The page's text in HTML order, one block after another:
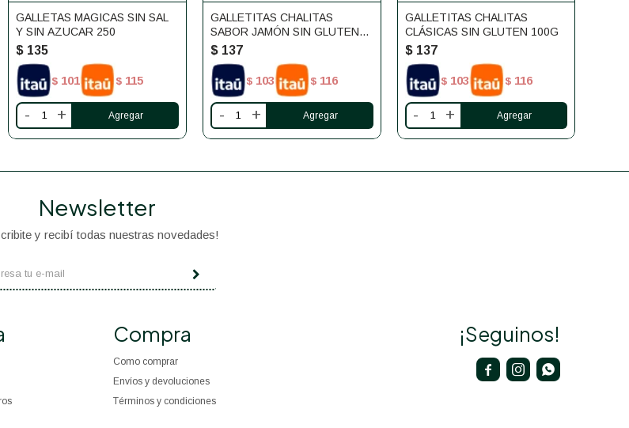
GALLETAS MAGICAS SIN SAL
Y SIN AZUCAR 250
$ 135
$ 101 $ 115
- +
GALLETITAS CHALITAS
SABOR JAMÓN SIN GLUTEN
100G
$ 137
$ 103 $ 116
- +
GALLETITAS CHALITAS
CLÁSICAS SIN GLUTEN 100G
$ 137
$ 103 $ 116
- +
Compra
Como comprar
Envíos y devoluciones
Términos y condiciones
Newsletter
y recibí todas nuestras novedades!
¡Seguinos!
  